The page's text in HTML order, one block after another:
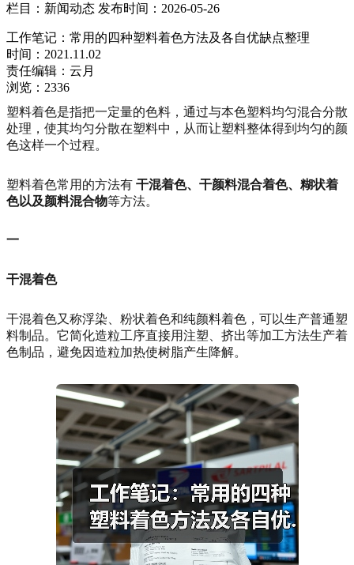
栏目：新闻动态 发布时间：2026-05-26
工作笔记：常用的四种塑料着色方法及各自优缺点整理
时间：2021.11.02
责任编辑：云月
浏览：2336
塑料着色是指把一定量的色料，通过与本色塑料均匀混合分散
处理，使其均匀分散在塑料中，从而让塑料整体得到均匀的颜
色这样一个过程。
塑料着色常用的方法有 干混着色、干颜料混合着色、糊状着
色以及颜料混合物等方法。
一
干混着色
干混着色又称浮染、粉状着色和纯颜料着色，可以生产普通塑
料制品。它简化造粒工序直接用注塑、挤出等加工方法生产着
色制品，避免因造粒加热使树脂产生降解。